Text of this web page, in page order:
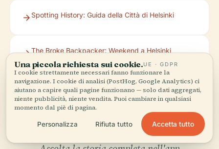
Spotting History: Guida della Città di Helsinki
The Broke Backpacker: Weekend a Helsinki
Una piccola richiesta sui cookie.UE · GDPR
I cookie strettamente necessari fanno funzionare la
navigazione. I cookie di analisi (PostHog, Google Analytics) ci
aiutano a capire quali pagine funzionano — solo dati aggregati,
niente pubblicità, niente vendita. Puoi cambiare in qualsiasi
momento dal piè di pagina.
Personalizza Rifiuta tutto Accetta tutto